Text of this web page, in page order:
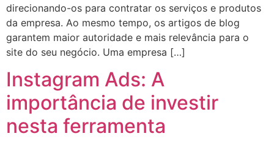
direcionando-os para contratar os serviços e produtos
da empresa. Ao mesmo tempo, os artigos de blog
garantem maior autoridade e mais relevância para o
site do seu negócio. Uma empresa […]
Instagram Ads: A
importância de investir
nesta ferramenta